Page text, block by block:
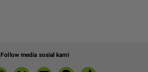
Follow media sosial kami